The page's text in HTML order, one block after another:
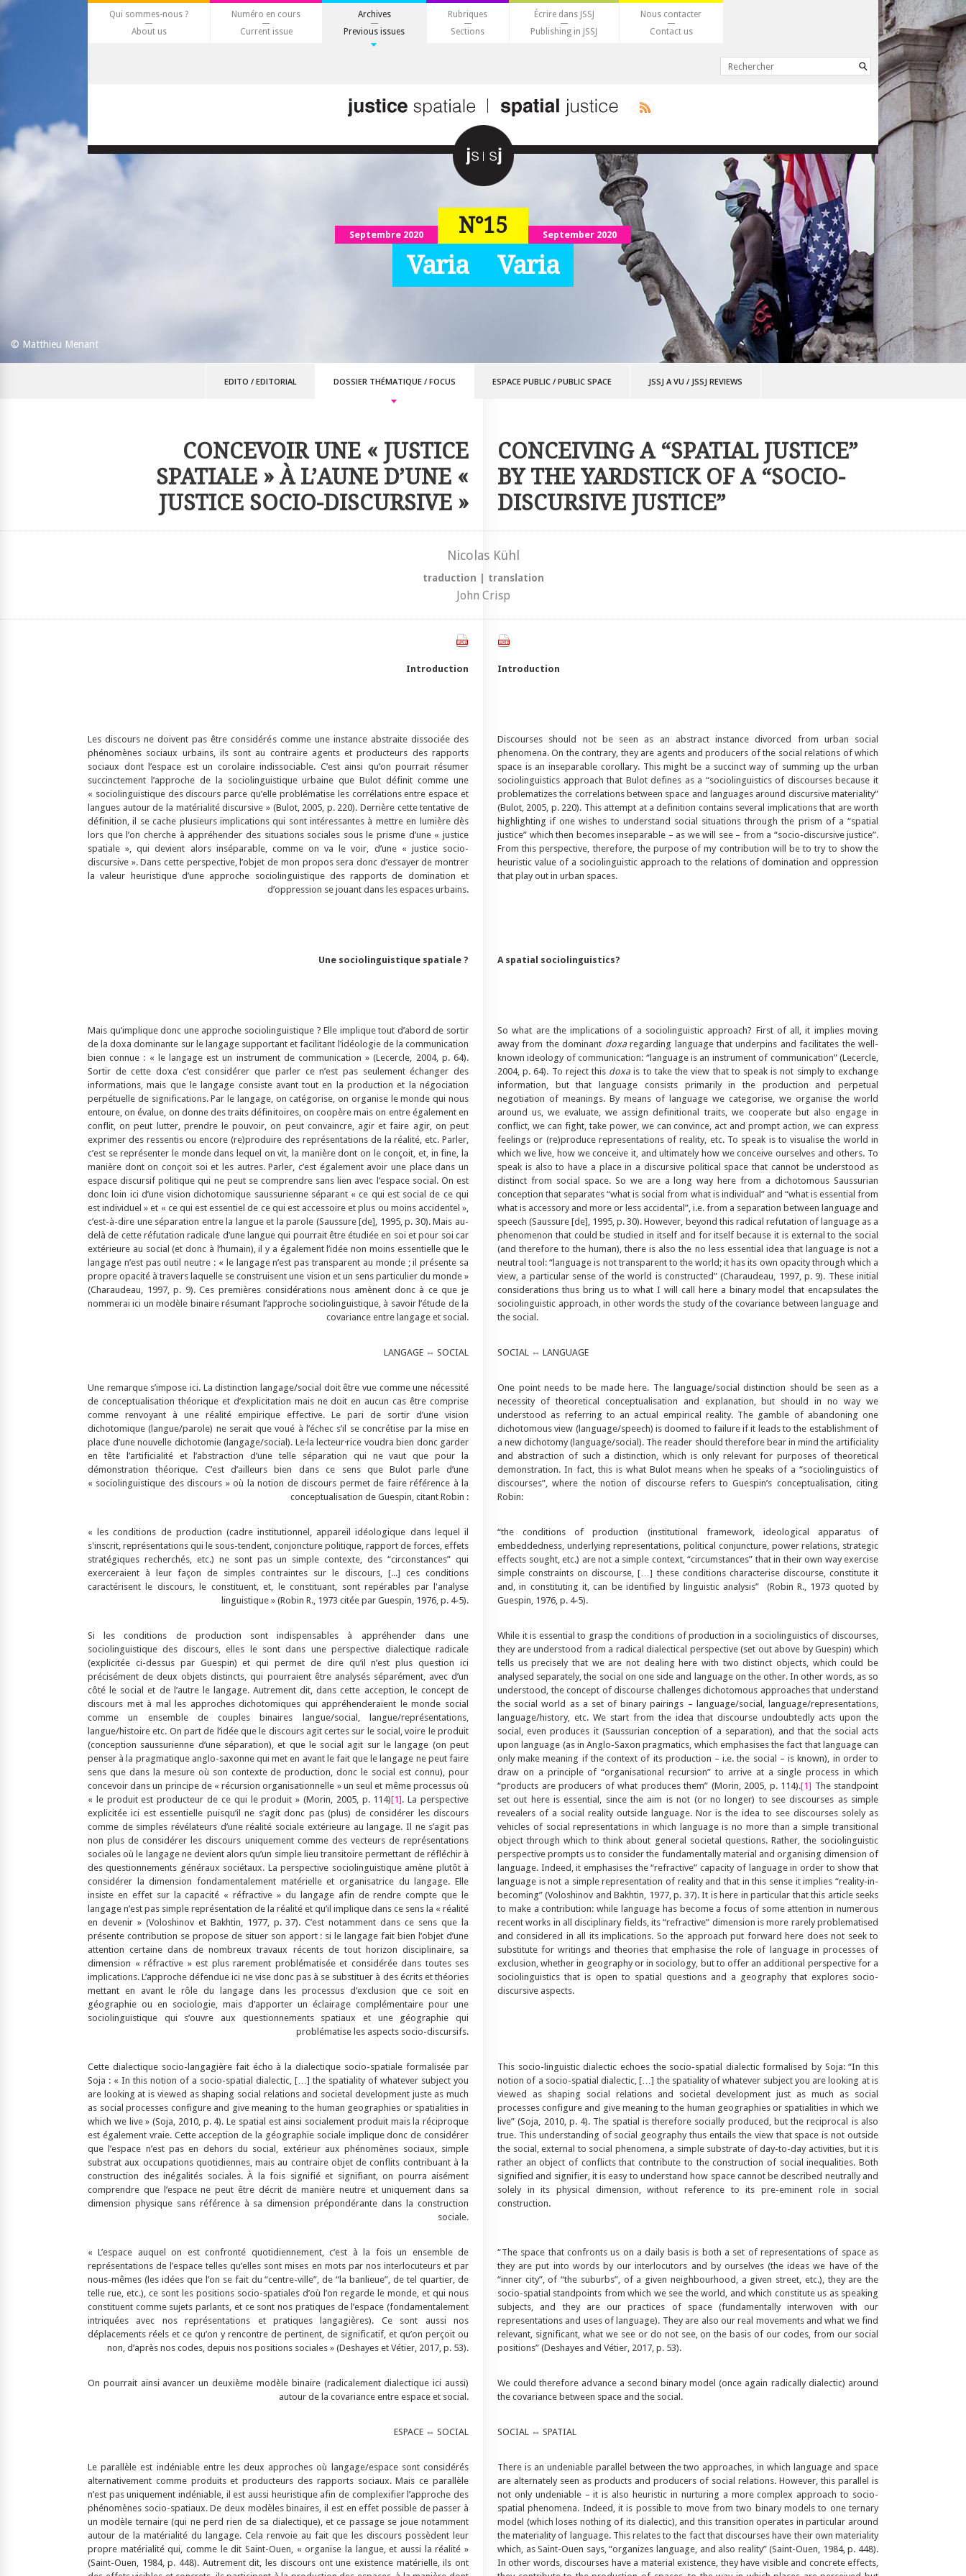
© Matthieu Menant
Qui sommes-nous ?
About us
Numéro en cours
Current issue
Archives
Previous issues
Rubriques
Sections
Écrire dans JSSJ
Publishing in JSSJ
Nous contacter
Contact us
Septembre 2020 N°15 September 2020
Varia Varia
EDITO / EDITORIAL DOSSIER THÉMATIQUE/ FOCUS ESPACE PUBLIC/ PUBLIC SPACE JSSJ A VU / JSSJ REVIEWS
CONCEVOIR UNE « JUSTICE
SPATIALE » À L’AUNE D’UNE «
JUSTICE SOCIO-DISCURSIVE »
CONCEIVING A “SPATIAL JUSTICE”
BY THE YARDSTICK OF A “SOCIO-
DISCURSIVE JUSTICE”
Nicolas Kühl
traduction translation
John Crisp
Introduction Introduction
Les discours ne doivent pas être considérés comme une instance abstraite dissociée des
phénomènes sociaux urbains, ils sont au contraire agents et producteurs des rapports
sociaux dont l’espace est un corolaire indissociable. C’est ainsi qu’on pourrait résumer
succinctement l’approche de la sociolinguistique urbaine que Bulot définit comme une
« sociolinguistique des discours parce qu’elle problématise les corrélations entre espace et
langues autour de la matérialité discursive » (Bulot, 2005, p. 220). Derrière cette tentative de
définition, il se cache plusieurs implications qui sont intéressantes à mettre en lumière dès
lors que l’on cherche à appréhender des situations sociales sous le prisme d’une « justice
spatiale », qui devient alors inséparable, comme on va le voir, d’une « justice socio-
discursive ». Dans cette perspective, l’objet de mon propos sera donc d’essayer de montrer
la valeur heuristique d’une approche sociolinguistique des rapports de domination et
d’oppression se jouant dans les espaces urbains.
Discourses should not be seen as an abstract instance divorced from urban social
phenomena. On the contrary, they are agents and producers of the social relations of which
space is an inseparable corollary. This might be a succinct way of summing up the urban
sociolinguistics approach that Bulot defines as a “sociolinguistics of discourses because it
problematizes the correlations between space and languages around discursive materiality”
(Bulot, 2005, p. 220). This attempt at a definition contains several implications that are worth
highlighting if one wishes to understand social situations through the prism of a “spatial
justice” which then becomes inseparable – as we will see – from a “socio-discursive justice”.
From this perspective, therefore, the purpose of my contribution will be to try to show the
heuristic value of a sociolinguistic approach to the relations of domination and oppression
that play out in urban spaces.
Une sociolinguistique spatiale ? A spatial sociolinguistics?
Mais qu’implique donc une approche sociolinguistique ? Elle implique tout d’abord de sortir
de la doxa dominante sur le langage supportant et facilitant l’idéologie de la communication
bien connue : « le langage est un instrument de communication » (Lecercle, 2004, p. 64).
Sortir de cette doxa c’est considérer que parler ce n’est pas seulement échanger des
informations, mais que le langage consiste avant tout en la production et la négociation
perpétuelle de significations. Par le langage, on catégorise, on organise le monde qui nous
entoure, on évalue, on donne des traits définitoires, on coopère mais on entre également en
conflit, on peut lutter, prendre le pouvoir, on peut convaincre, agir et faire agir, on peut
exprimer des ressentis ou encore (re)produire des représentations de la réalité, etc. Parler,
c’est se représenter le monde dans lequel on vit, la manière dont on le conçoit, et, in fine, la
manière dont on conçoit soi et les autres. Parler, c’est également avoir une place dans un
espace discursif politique qui ne peut se comprendre sans lien avec l’espace social. On est
donc loin ici d’une vision dichotomique saussurienne séparant « ce qui est social de ce qui
est individuel » et « ce qui est essentiel de ce qui est accessoire et plus ou moins accidentel »,
c’est-à-dire une séparation entre la langue et la parole (Saussure [de], 1995, p. 30). Mais au-
delà de cette réfutation radicale d’une langue qui pourrait être étudiée en soi et pour soi car
extérieure au social (et donc à l’humain), il y a également l’idée non moins essentielle que le
langage n’est pas outil neutre : « le langage n’est pas transparent au monde ; il présente sa
propre opacité à travers laquelle se construisent une vision et un sens particulier du monde »
(Charaudeau, 1997, p. 9). Ces premières considérations nous amènent donc à ce que je
nommerai ici un modèle binaire résumant l’approche sociolinguistique, à savoir l’étude de la
covariance entre langage et social.
So what are the implications of a sociolinguistic approach? First of all, it implies moving
away from the dominant doxaregarding language that underpins and facilitates the well-
known ideology of communication: “language is an instrument of communication” (Lecercle,
2004, p. 64). To reject this doxais to take the view that to speak is not simply to exchange
information, but that language consists primarily in the production and perpetual
negotiation of meanings. By means of language we categorise, we organise the world
around us, we evaluate, we assign definitional traits, we cooperate but also engage in
conflict, we can fight, take power, we can convince, act and prompt action, we can express
feelings or (re)produce representations of reality, etc. To speak is to visualise the world in
which we live, how we conceive it, and ultimately how we conceive ourselves and others. To
speak is also to have a place in a discursive political space that cannot be understood as
distinct from social space. So we are a long way here from a dichotomous Saussurian
conception that separates “what is social from what is individual” and “what is essential from
what is accessory and more or less accidental”, i.e. from a separation between language and
speech (Saussure [de], 1995, p. 30). However, beyond this radical refutation of language as a
phenomenon that could be studied in itself and for itself because it is external to the social
(and therefore to the human), there is also the no less essential idea that language is not a
neutral tool: “language is not transparent to the world; it has its own opacity through which a
view, a particular sense of the world is constructed” (Charaudeau, 1997, p. 9). These initial
considerations thus bring us to what I will call here a binary model that encapsulates the
sociolinguistic approach, in other words the study of the covariance between language and
the social.
LANGAGE ⇔ SOCIAL SOCIAL ⇔ LANGUAGE
Une remarque s’impose ici. La distinction langage/social doit être vue comme une nécessité
de conceptualisation théorique et d’explicitation mais ne doit en aucun cas être comprise
comme renvoyant à une réalité empirique effective. Le pari de sortir d’une vision
dichotomique (langue/parole) ne serait que voué à l’échec s’il se concrétise par la mise en
place d’une nouvelle dichotomie (langage/social). Le·la lecteur·rice voudra bien donc garder
en tête l’artificialité et l’abstraction d’une telle séparation qui ne vaut que pour la
démonstration théorique. C’est d’ailleurs bien dans ce sens que Bulot parle d’une
« sociolinguistique des discours » où la notion de discours permet de faire référence à la
conceptualisation de Guespin, citant Robin :
One point needs to be made here. The language/social distinction should be seen as a
necessity of theoretical conceptualisation and explanation, but should in no way we
understood as referring to an actual empirical reality. The gamble of abandoning one
dichotomous view (language/speech) is doomed to failure if it leads to the establishment of
a new dichotomy (language/social). The reader should therefore bear in mind the artificiality
and abstraction of such a distinction, which is only relevant for purposes of theoretical
demonstration. In fact, this is what Bulot means when he speaks of a “sociolinguistics of
discourses”, where the notion of discourse refers to Guespin’s conceptualisation, citing
Robin:
« les conditions de production (cadre institutionnel, appareil idéologique dans lequel il
s'inscrit, représentations qui le sous-tendent, conjoncture politique, rapport de forces, effets
stratégiques recherchés, etc.) ne sont pas un simple contexte, des “circonstances” qui
exerceraient à leur façon de simples contraintes sur le discours, [...] ces conditions
caractérisent le discours, le constituent, et, le constituant, sont repérables par l'analyse
linguistique » (Robin R., 1973 citée par Guespin, 1976, p. 4‑5).
“the conditions of production (institutional framework, ideological apparatus of
embeddedness, underlying representations, political conjuncture, power relations, strategic
effects sought, etc.) are not a simple context, “circumstances” that in their own way exercise
simple constraints on discourse, […] these conditions characterise discourse, constitute it
and, in constituting it, can be identified by linguistic analysis” (Robin R., 1973 quoted by
Guespin, 1976, p. 4‑5).
Si les conditions de production sont indispensables à appréhender dans une
sociolinguistique des discours, elles le sont dans une perspective dialectique radicale
(explicitée ci-dessus par Guespin) et qui permet de dire qu’il n’est plus question ici
précisément de deux objets distincts, qui pourraient être analysés séparément, avec d’un
côté le social et de l’autre le langage. Autrement dit, dans cette acception, le concept de
discours met à mal les approches dichotomiques qui appréhenderaient le monde social
comme un ensemble de couples binaires langue/social, langue/représentations,
langue/histoire etc. On part de l’idée que le discours agit certes sur le social, voire le produit
(conception saussurienne d’une séparation), et que le social agit sur le langage (on peut
penser à la pragmatique anglo-saxonne qui met en avant le fait que le langage ne peut faire
sens que dans la mesure où son contexte de production, donc le social est connu), pour
concevoir dans un principe de « récursion organisationnelle » un seul et même processus où
« le produit est producteur de ce qui le produit » (Morin, 2005, p. 114)[1]. La perspective
explicitée ici est essentielle puisqu’il ne s’agit donc pas (plus) de considérer les discours
comme de simples révélateurs d’une réalité sociale extérieure au langage. Il ne s’agit pas
non plus de considérer les discours uniquement comme des vecteurs de représentations
sociales où le langage ne devient alors qu’un simple lieu transitoire permettant de réfléchir à
des questionnements généraux sociétaux. La perspective sociolinguistique amène plutôt à
considérer la dimension fondamentalement matérielle et organisatrice du langage. Elle
insiste en effet sur la capacité « réfractive » du langage afin de rendre compte que le
langage n’est pas simple représentation de la réalité et qu’il implique dans ce sens la « réalité
en devenir » (Voloshinov et Bakhtin, 1977, p. 37). C’est notamment dans ce sens que la
présente contribution se propose de situer son apport : si le langage fait bien l’objet d’une
attention certaine dans de nombreux travaux récents de tout horizon disciplinaire, sa
dimension « réfractive » est plus rarement problématisée et considérée dans toutes ses
implications. L’approche défendue ici ne vise donc pas à se substituer à des écrits et théories
mettant en avant le rôle du langage dans les processus d’exclusion que ce soit en
géographie ou en sociologie, mais d’apporter un éclairage complémentaire pour une
sociolinguistique qui s’ouvre aux questionnements spatiaux et une géographie qui
problématise les aspects socio-discursifs.
While it is essential to grasp the conditions of production in a sociolinguistics of discourses,
they are understood from a radical dialectical perspective (set out above by Guespin) which
tells us precisely that we are not dealing here with two distinct objects, which could be
analysed separately, the social on one side and language on the other. In other words, as so
understood, the concept of discourse challenges dichotomous approaches that understand
the social world as a set of binary pairings – language/social, language/representations,
language/history, etc. We start from the idea that discourse undoubtedly acts upon the
social, even produces it (Saussurian conception of a separation), and that the social acts
upon language (as in Anglo-Saxon pragmatics, which emphasises the fact that language can
only make meaning if the context of its production – i.e. the social – is known), in order to
draw on a principle of “organisational recursion” to arrive at a single process in which
“products are producers of what produces them” (Morin, 2005, p. 114).[1] The standpoint
set out here is essential, since the aim is not (or no longer) to see discourses as simple
revealers of a social reality outside language. Nor is the idea to see discourses solely as
vehicles of social representations in which language is no more than a simple transitional
object through which to think about general societal questions. Rather, the sociolinguistic
perspective prompts us to consider the fundamentally material and organising dimension of
language. Indeed, it emphasises the “refractive” capacity of language in order to show that
language is not a simple representation of reality and that in this sense it implies “reality-in-
becoming” (Voloshinov and Bakhtin, 1977, p. 37). It is here in particular that this article seeks
to make a contribution: while language has become a focus of some attention in numerous
recent works in all disciplinary fields, its “refractive” dimension is more rarely problematised
and considered in all its implications. So the approach put forward here does not seek to
substitute for writings and theories that emphasise the role of language in processes of
exclusion, whether in geography or in sociology, but to offer an additional perspective for a
sociolinguistics that is open to spatial questions and a geography that explores socio-
discursive aspects.
Cette dialectique socio-langagière fait écho à la dialectique socio-spatiale formalisée par
Soja : « In this notion of a socio-spatial dialectic, […] the spatiality of whatever subject you
are looking at is viewed as shaping social relations and societal development juste as much
as social processes configure and give meaning to the human geographies or spatialities in
which we live » (Soja, 2010, p. 4). Le spatial est ainsi socialement produit mais la réciproque
est également vraie. Cette acception de la géographie sociale implique donc de considérer
que l’espace n’est pas en dehors du social, extérieur aux phénomènes sociaux, simple
substrat aux occupations quotidiennes, mais au contraire objet de conflits contribuant à la
construction des inégalités sociales. À la fois signifié et signifiant, on pourra aisément
comprendre que l’espace ne peut être décrit de manière neutre et uniquement dans sa
dimension physique sans référence à sa dimension prépondérante dans la construction
sociale.
This socio-linguistic dialectic echoes the socio-spatial dialectic formalised by Soja: “In this
notion of a socio-spatial dialectic, […] the spatiality of whatever subject you are looking at is
viewed as shaping social relations and societal development just as much as social
processes configure and give meaning to the human geographies or spatialities in which we
live” (Soja, 2010, p. 4). The spatial is therefore socially produced, but the reciprocal is also
true. This understanding of social geography thus entails the view that space is not outside
the social, external to social phenomena, a simple substrate of day-to-day activities, but it is
rather an object of conflicts that contribute to the construction of social inequalities. Both
signified and signifier, it is easy to understand how space cannot be described neutrally and
solely in its physical dimension, without reference to its pre-eminent role in social
construction.
« L’espace auquel on est confronté quotidiennement, c’est à la fois un ensemble de
représentations de l’espace telles qu’elles sont mises en mots par nos interlocuteurs et par
nous-mêmes (les idées que l’on se fait du “centre-ville”, de “la banlieue”, de tel quartier, de
telle rue, etc.), ce sont les positions socio-spatiales d’où l’on regarde le monde, et qui nous
constituent comme sujets parlants, et ce sont nos pratiques de l’espace (fondamentalement
intriquées avec nos représentations et pratiques langagières). Ce sont aussi nos
déplacements réels et ce qu’on y rencontre de pertinent, de significatif, et qu’on perçoit ou
non, d’après nos codes, depuis nos positions sociales » (Deshayes et Vétier, 2017, p. 53).
“The space that confronts us on a daily basis is both a set of representations of space as
they are put into words by our interlocutors and by ourselves (the ideas we have of the
“inner city”, of “the suburbs”, of a given neighbourhood, a given street, etc.), they are the
socio-spatial standpoints from which we see the world, and which constitute us as speaking
subjects, and they are our practices of space (fundamentally interwoven with our
representations and uses of language). They are also our real movements and what we find
relevant, significant, what we see or do not see, on the basis of our codes, from our social
positions” (Deshayes and Vétier, 2017, p. 53).
On pourrait ainsi avancer un deuxième modèle binaire (radicalement dialectique ici aussi)
autour de la covariance entre espace et social.
We could therefore advance a second binary model (once again radically dialectic) around
the covariance between space and the social.
ESPACE ⇔ SOCIAL SOCIAL ⇔ SPATIAL
Le parallèle est indéniable entre les deux approches où langage/espace sont considérés
alternativement comme produits et producteurs des rapports sociaux. Mais ce parallèle
n’est pas uniquement indéniable, il est aussi heuristique afin de complexifier l’approche des
phénomènes socio-spatiaux. De deux modèles binaires, il est en effet possible de passer à
un modèle ternaire (qui ne perd rien de sa dialectique), et ce passage se joue notamment
autour de la matérialité du langage. Cela renvoie au fait que les discours possèdent leur
propre matérialité qui, comme le dit Saint-Ouen, « organise la langue, et aussi la réalité »
(Saint-Ouen, 1984, p. 448). Autrement dit, les discours ont une existence matérielle, ils ont
There is an undeniable parallel between the two approaches, in which language and space
are alternately seen as products and producers of social relations. However, this parallel is
not only undeniable – it is also heuristic in nurturing a more complex approach to socio-
spatial phenomena. Indeed, it is possible to move from two binary models to one ternary
model (which loses nothing of its dialectic), and this transition operates in particular around
the materiality of language. This relates to the fact that discourses have their own materiality
which, as Saint-Ouen says, “organizes language, and also reality” (Saint-Ouen, 1984, p. 448).
In other words, discourses have a material existence, they have visible and concrete effects,